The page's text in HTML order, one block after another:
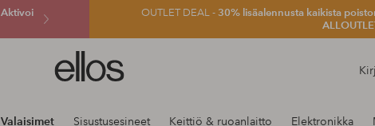
Aktivoi
OUTLET DEAL -30% lisäalennusta kaikista
Ellos-
logo
siirry
Valaisimet Sisustusesineet Keittiö & ruoanlaitto Elektronikka